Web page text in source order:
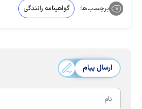
برچسب‌ها: گواهینامه رانندگی
ارسال پیام